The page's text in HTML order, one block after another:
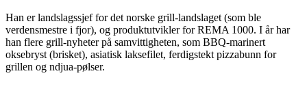
Han er landslagssjef for det norske grill-landslaget (som ble
verdensmestre i fjor), og produktutvikler for REMA 1000. I år har
han flere grill-nyheter på samvittigheten, som BBQ-marinert
oksebryst (brisket), asiatisk laksefilet, ferdigstekt pizzabunn for
grillen og ndjua-pølser.